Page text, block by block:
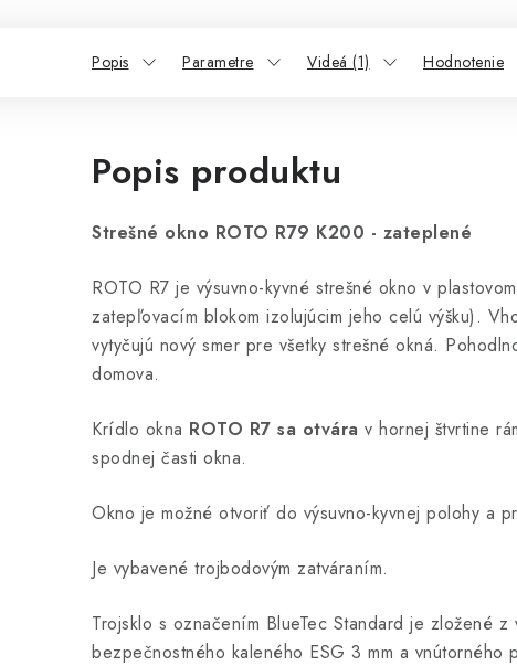
Popis Parametre Videá (1) Hodnotenie
Popis produktu
Strešné okno ROTO R79 K200 - zateplené
ROTO R7 je výsuvno-kyvné strešné okno v
zatepľovacím blokom izolujúcim jeho celú výšku).
vytyčujú nový smer pre všetky strešné okná.
domova.
Krídlo okna ROTO R7 sa otvára v hornej štvrtine
spodnej časti okna.
Okno je možné otvoriť do výsuvno-kyvnej polohy a
Je vybavené trojbodovým zatváraním.
Trojsklo s označením BlueTec Standard je zložené
bezpečnostného kaleného ESG 3 mm a